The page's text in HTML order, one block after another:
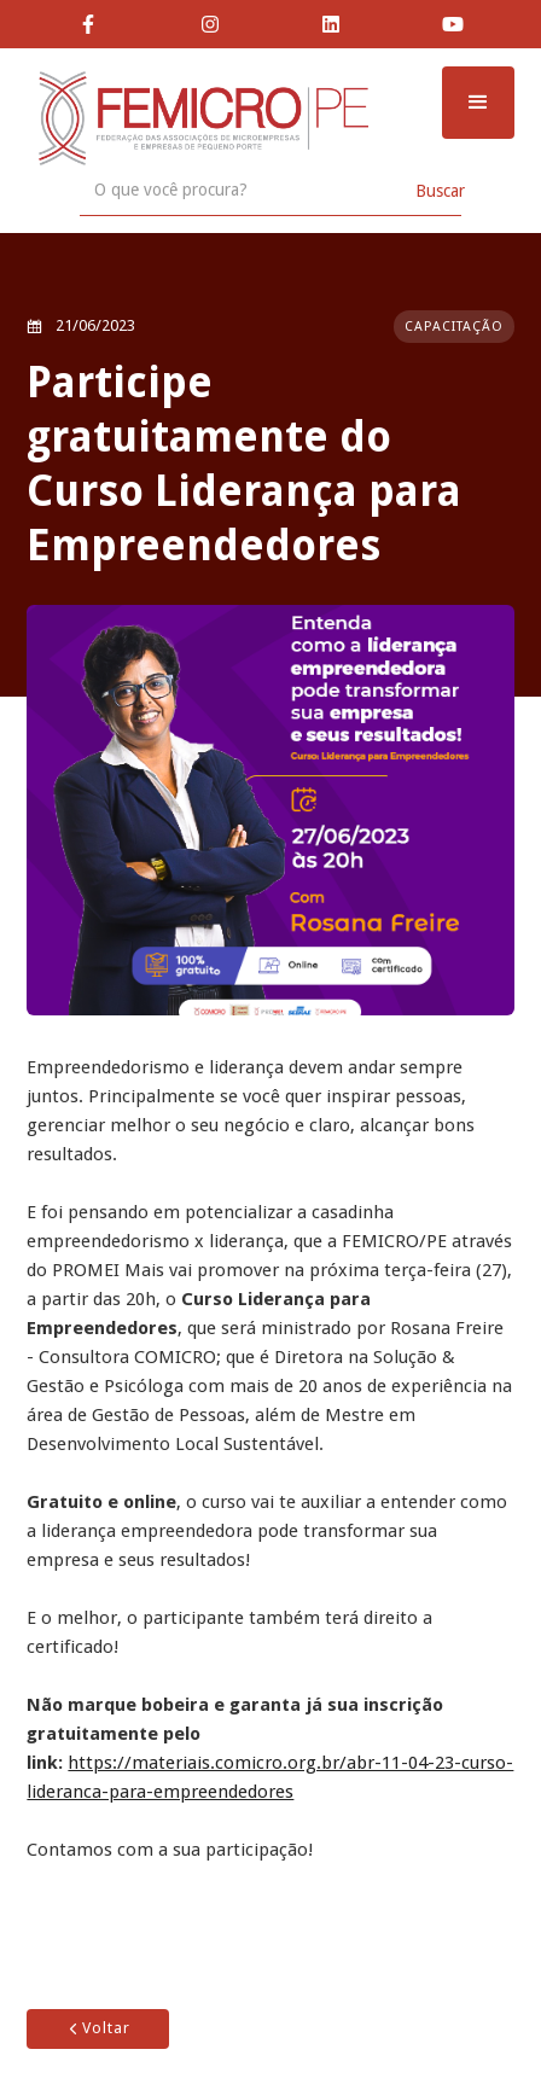
   
 21/06/2023 CAPACITAÇÃO
Participe
gratuitamente do
Curso Liderança para
Empreendedores
Empreendedorismo e liderança devem andar sempre
juntos. Principalmente se você quer inspirar pessoas,
gerenciar melhor o seu negócio e claro, alcançar bons
resultados.
E foi pensando em potencializar a casadinha
empreendedorismo x liderança, que a FEMICRO/PE através
do PROMEI Mais vai promover na próxima terça-feira (27),
a partir das 20h, o Curso Liderança para
Empreendedores, que será ministrado por Rosana Freire
- Consultora COMICRO; que é Diretora na Solução &
Gestão e Psicóloga com mais de 20 anos de experiência na
área de Gestão de Pessoas, além de Mestre em
Desenvolvimento Local Sustentável.
Gratuito e online, o curso vai te auxiliar a entender como
a liderança empreendedora pode transformar sua
empresa e seus resultados!
E o melhor, o participante também terá direito a
certificado!
Não marque bobeira e garanta já sua inscrição
gratuitamente pelo
link: https://materiais.comicro.org.br/abr-11-04-23-curso-
lideranca-para-empreendedores
Contamos com a sua participação!
Voltar